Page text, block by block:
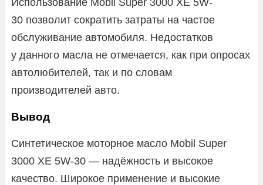
30 позволит сократить затраты на частое
обслуживание автомобиля. Недостатков
у данного масла не отмечается, как при опросах
автолюбителей, так и по словам
производителей авто.
Вывод
Синтетическое моторное масло Mobil Super
3000 XE 5W-30 — надёжность и высокое
качество. Широкое применение и высокие